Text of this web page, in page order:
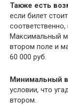
Также есть
если билет
Максимальный
втором поле и
60 000 руб.
Минимальный
условии, что
втором.